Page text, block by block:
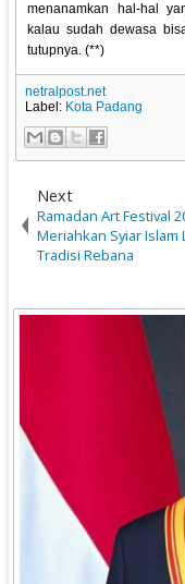
menanamkan hal-hal
kalau sudah dewasa
tutupnya. (**)
netralpost.net
Label: Kota Padang
Next
Ramadan Art Festival
Meriahkan Syiar Islam
Tradisi Rebana